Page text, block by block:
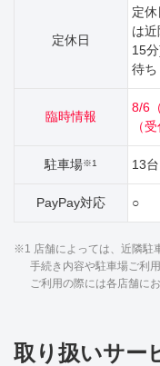
定休日
定
は
15
待ち
臨時情報
8/6
（
駐車場※1 13台
PayPay対応 ○
※1 店舗によっては、近隣駐
手続き内容や駐車場ご利
ご利用の際には各店舗に
取り扱いサー